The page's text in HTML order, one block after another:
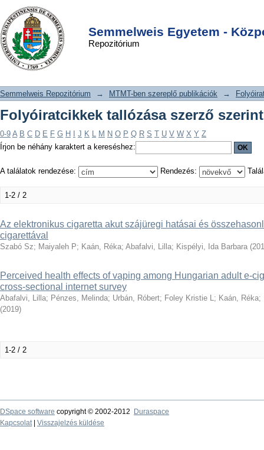
Semmelweis Egyetem -
Repozitórium
Folyóiratcikkek tallózása szerző
szerint "Abafalvi, Lilla"
DSpace/Manakin Repository
Semmelweis Repozitórium → MTMT-ben szereplő publikációk →
Folyóiratcikkek tallózása szerző
0-9 A B C D E F G H J K L M N O P Q R S T U V W X Y Z
Írjon be néhány karaktert a kereséshez:
A találatok rendezése: Rendezés:
1-2 / 2
Az elektronikus cigaretta akut szájüregi hatásai és
cigarettával
Szabó Sz; Maiyaleh P; Kaán, Réka; Abafalvi, Lilla; Kispélyi, Ida Barbara (
Perceived health effects of vaping among Hungarian adult e-
cross-sectional internet survey
Abafalvi, Lilla; Pénzes, Melinda; Urbán, Róbert; Foley Kristie L; Kaán, Réka;
(2019)
1-2 / 2
DSpace software copyright © 2002-2012
Duraspace
Kapcsolat| Visszajelzés küldése